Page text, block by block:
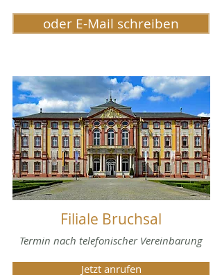
oder E-Mail schreiben
Filiale Bruchsal
Termin nach telefonischer Vereinbarung
Jetzt anrufen